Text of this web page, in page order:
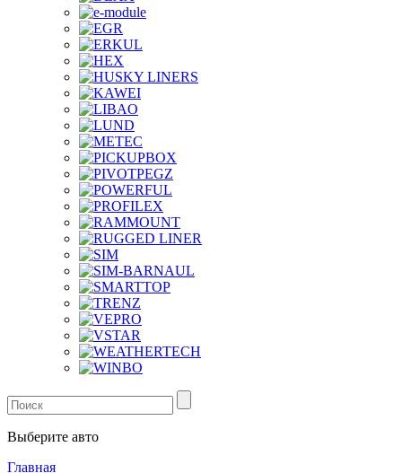
Выберите авто
Главная